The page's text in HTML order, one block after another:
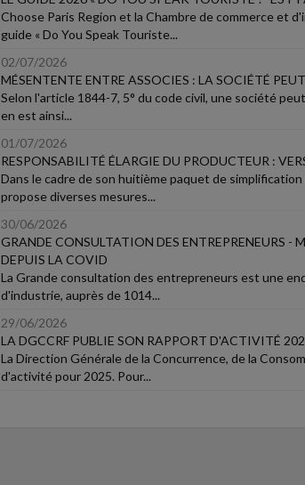
Choose Paris Region et la Chambre de commerce et
guide « Do You Speak Touriste...
02/07/2026
MÉSENTENTE ENTRE ASSOCIES : LA SOCIÉTÉ
Selon l'article 1844-7, 5° du code civil, une société
en est ainsi...
01/07/2026
RESPONSABILITÉ ÉLARGIE DU PRODUCTEUR :
Dans le cadre de son huitième paquet de
propose diverses mesures...
30/06/2026
GRANDE CONSULTATION DES ENTREPRENEURS
DEPUIS LA COVID
La Grande consultation des entrepreneurs est une
d'industrie, auprès de 1014...
29/06/2026
LA DGCCRF PUBLIE SON RAPPORT D'ACTIVITÉ
La Direction Générale de la Concurrence, de la
d'activité pour 2025. Pour...